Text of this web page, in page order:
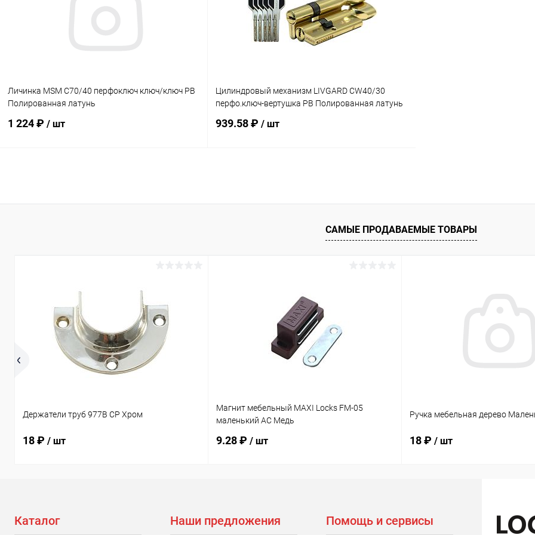
В избранное В наличии
Личинка MSM C70/40 перфоключ ключ/ключ PB
Полированная латунь
1 224 ₽ / шт
Купить в 1 клик Сравнение
Цилиндровый механизм LIVGARD CW40/30
перфо.ключ-вертушка PB Полированная латунь
939.58 ₽ / шт
Купить в 1 клик Сравнение
В наличии
САМЫЕ ПРОДАВАЕМЫЕ ТОВАРЫ
Держатели труб 977B CP Хром
18 ₽ / шт
Магнит мебельный MAXI Locks FM-05
маленький AC Медь
9.28 ₽ / шт
Ручка мебельная дерево
18 ₽ / шт
Каталог Наши предложения Помощь и сервисы